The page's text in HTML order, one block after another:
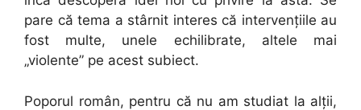
pare că tema a stârnit interes că intervenţiile au
fost multe, unele echilibrate, altele mai
„violente” pe acest subiect.
Poporul român, pentru că nu am studiat la alţii,